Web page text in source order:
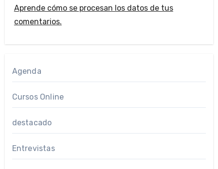
Aprende cómo se procesan los datos de tus
comentarios.
Agenda
Cursos Online
destacado
Entrevistas